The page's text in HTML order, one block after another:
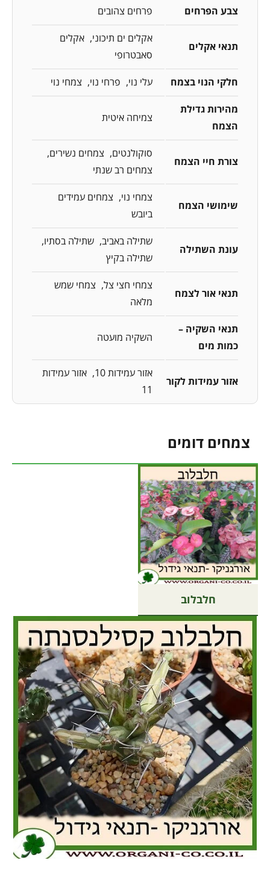
צבע הפרחים פרחים צהובים
תנאי אקלים
אקלים ים תיכוני
אקלים
סאבטרופי
חלקי הנוי בצמח עלי נוי פרחי נוי צמחי נוי
מהירות גדילת
הצמח
צמיחה איטית
צורת חיי הצמח
סוקולנטים
צמחים נשירים
צמחים רב שנתי
שימושי הצמח
צמחי נוי
צמחים עמידים
ביובש
עונת השתילה
שתילה באביב שתילה בסתיו
שתילה בקיץ
תנאי אור לצמח
צמחי חצי צל
צמחי שמש
מלאה
תנאי השקיה –
כמות מים
השקיה מועטה
אזור עמידות לקור
אזור עמידות 10
אזור עמידות
11
צמחים דומים
חלבלוב